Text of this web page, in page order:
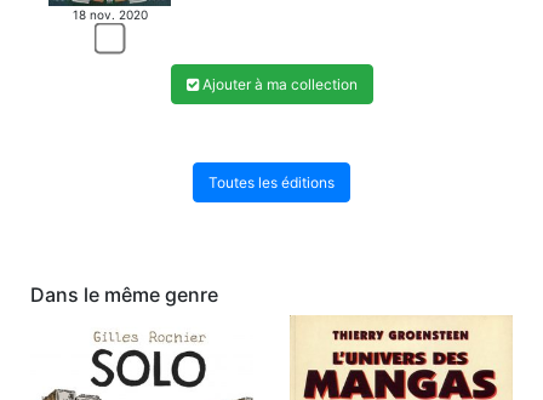
18 nov. 2020
Ajouter à ma collection
Toutes les éditions
Dans le même genre